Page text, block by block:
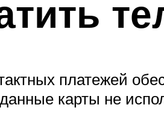
платежей
карты не